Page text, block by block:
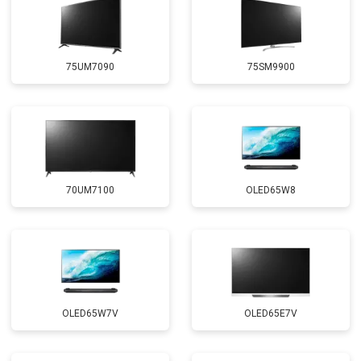
75UM7090 75SM9900
70UM7100 OLED65W8
OLED65W7V OLED65E7V